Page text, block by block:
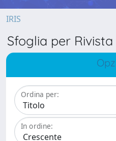
IRIS
Sfoglia per Rivista
Ordina per:
In ordine: